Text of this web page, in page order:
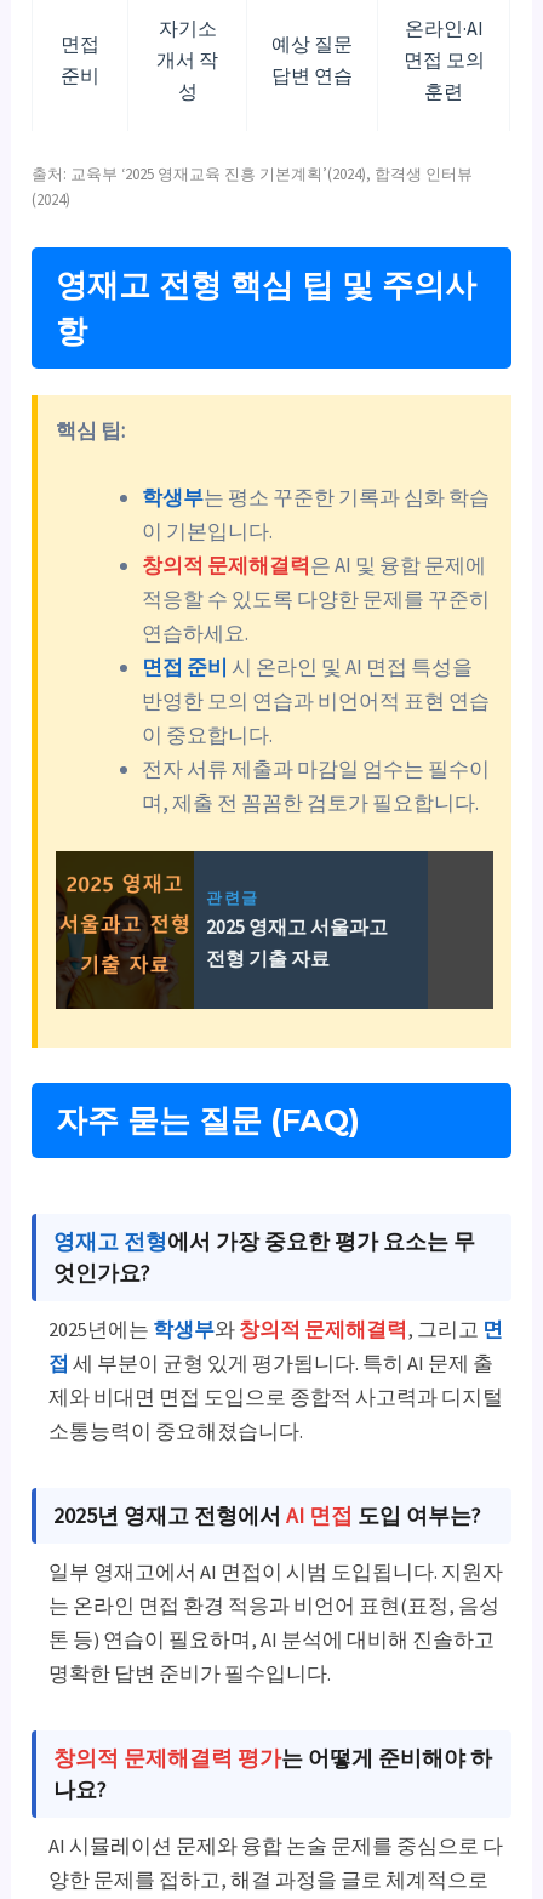
면접
준비
자기소
개서 작
성
예상 질문
답변 연습
온라인·AI
면접 모의
훈련
출처: 교육부 ‘2025 영재교육 진흥 기본계획’(2024), 합격생 인터뷰
(2024)
영재고 전형 핵심 팁 및 주의사
항
핵심 팁:
학생부는 평소 꾸준한 기록과 심화 학습
이 기본입니다.
창의적 문제해결력은 AI 및 융합 문제에
적응할 수 있도록 다양한 문제를 꾸준히
연습하세요.
면접 준비 시 온라인 및 AI 면접 특성을
반영한 모의 연습과 비언어적 표현 연습
이 중요합니다.
전자 서류 제출과 마감일 엄수는 필수이
며, 제출 전 꼼꼼한 검토가 필요합니다.
관련글
2025 영재고 서울과고
전형 기출 자료
자주 묻는 질문 (FAQ)
영재고 전형에서 가장 중요한 평가 요소는 무
엇인가요?
2025년에는 학생부와창의적 문제해결력, 그리고 면
접 세 부분이 균형 있게 평가됩니다. 특히 AI 문제 출
제와 비대면 면접 도입으로 종합적 사고력과 디지털
소통능력이 중요해졌습니다.
2025년 영재고 전형에서AI 면접 도입 여부는?
일부 영재고에서 AI 면접이 시범 도입됩니다. 지원자
는 온라인 면접 환경 적응과 비언어 표현(표정, 음성
톤 등) 연습이 필요하며, AI 분석에 대비해 진솔하고
명확한 답변 준비가 필수입니다.
창의적 문제해결력 평가는 어떻게 준비해야 하
나요?
AI 시뮬레이션 문제와 융합 논술 문제를 중심으로 다
양한 문제를 접하고, 해결 과정을 글로 체계적으로